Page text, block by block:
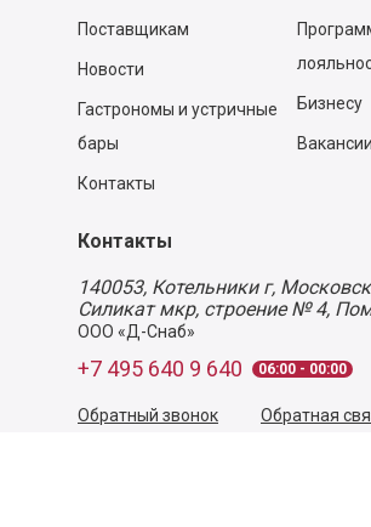
Поставщикам
Новости
Гастрономы и устричные
бары
Контакты
Бизнесу
Вакансии
Контакты
140053, Котельники г,
Силикат мкр, строение № 4,
ООО «Д-Снаб»
+7 495 640 9 640 06:00 - 00:00
Обратный звонок Обратная